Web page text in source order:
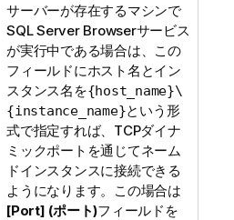
サーバーが存在するマシンで
SQL Server Browserサービス
が実行中である場合は、この
フィールドにホスト名とイン
スタンス名を{host_name}\
{instance_name}という形
式で指定すれば、TCPダイナ
ミックポートを通じてネーム
ドインスタンスに接続できる
ようになります。この場合は
[Port] (ポート)フィールドを